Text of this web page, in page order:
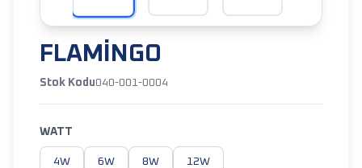
FLAMİNGO
Stok Kodu040-001-0004
WATT
4W 6W 8W 12W